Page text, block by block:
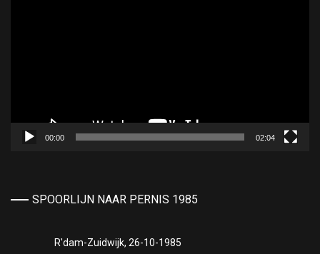
00:00 02:04
SPOORLIJN NAAR PERNIS 1985
R'dam-Zuidwijk, 26-10-1985